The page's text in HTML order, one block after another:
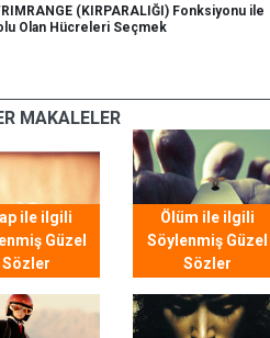
(KIRPARALIĞI) Fonksiyonu ile
Olan Hücreleri Seçmek
MAKALELER
ile ilgili
Güzel
Sözler
Ölüm ile ilgili
Söylenmiş Güzel
Sözler